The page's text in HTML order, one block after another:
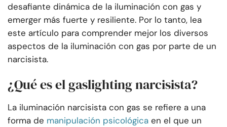
desafiante dinámica de la iluminación con gas y
emerger más fuerte y resiliente. Por lo tanto, lea
este artículo para comprender mejor los diversos
aspectos de la iluminación con gas por parte de un
narcisista.
¿Qué es el gaslighting narcisista?
La iluminación narcisista con gas se refiere a una
forma de manipulación psicológica en el que un